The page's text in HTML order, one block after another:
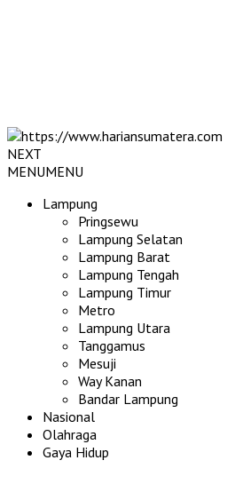
NEXT
MENUMENU
Lampung
Pringsewu
Lampung Selatan
Lampung Barat
Lampung Tengah
Lampung Timur
Metro
Lampung Utara
Tanggamus
Mesuji
Way Kanan
Bandar Lampung
Nasional
Olahraga
Gaya Hidup